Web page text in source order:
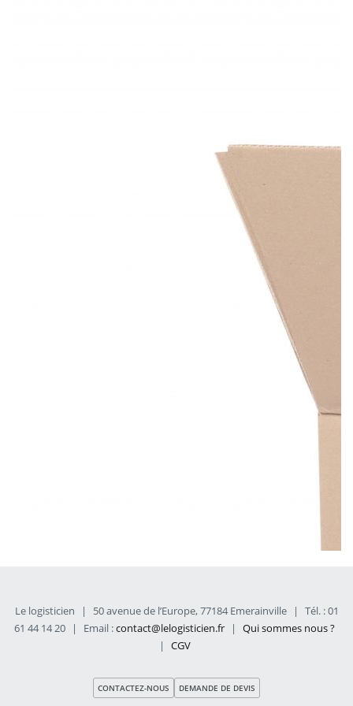
Le logisticien | 50 avenue de l’Europe, 77184 Emerainville |
Tél. : 01
61 44 14 20
| Email :contact@lelogisticien.fr |
Qui sommes nous ?
|
CGV
CONTACTEZ-NOUS DEMANDE DE DEVIS